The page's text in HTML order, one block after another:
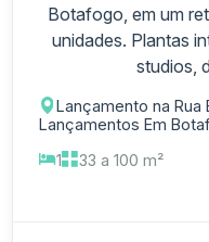
Botafogo, em um
unidades. Plantas
studios,
Lançamento na
Lançamentos Em
1
33 a 100 m²